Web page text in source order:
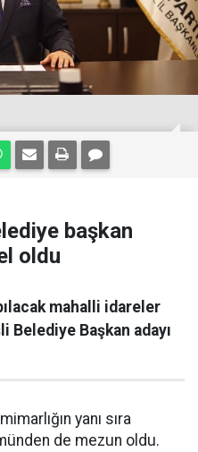
başkan
oldu
mahalli idareler
Belediye Başkan adayı
yanı sıra
de mezun oldu.